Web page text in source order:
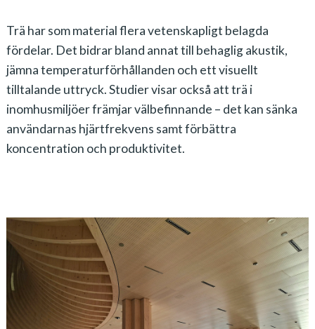
Trä har som material flera vetenskapligt belagda
fördelar. Det bidrar bland annat till behaglig akustik,
jämna temperaturförhållanden och ett visuellt
tilltalande uttryck. Studier visar också att trä i
inomhusmiljöer främjar välbefinnande – det kan sänka
användarnas hjärtfrekvens samt förbättra
koncentration och produktivitet.